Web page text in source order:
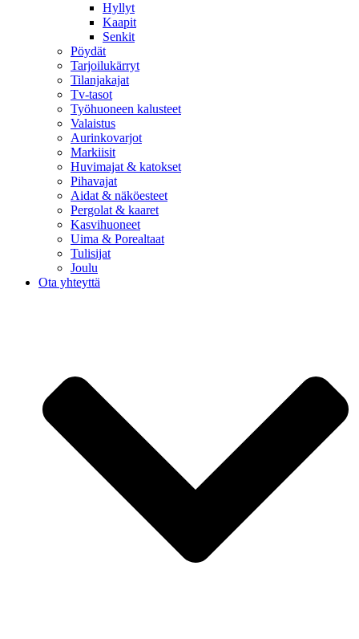
Hyllyt
Kaapit
Senkit
Pöydät
Tarjoilukärryt
Tilanjakajat
Tv-tasot
Työhuoneen kalusteet
Valaistus
Aurinkovarjot
Markiisit
Huvimajat & katokset
Pihavajat
Aidat & näköesteet
Pergolat & kaaret
Kasvihuoneet
Uima & Porealtaat
Tulisijat
Joulu
Ota yhteyttä